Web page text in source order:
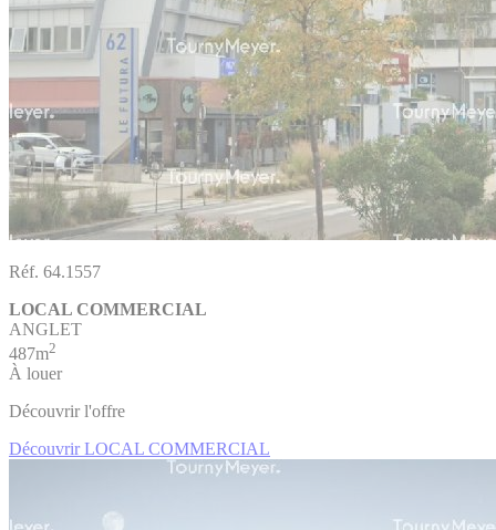
Réf. 64.1557
LOCAL COMMERCIAL
ANGLET
487m2
À louer
Découvrir l'offre
Découvrir LOCAL COMMERCIAL